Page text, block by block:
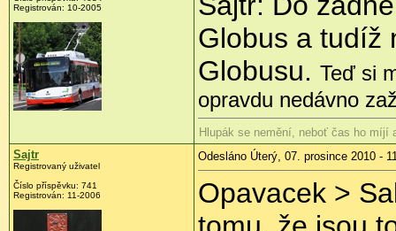
Registrován: 10-2005
Globus a tudíž
Globusu. Teď si
opravdu nedávno
Hlupák se nemění, neboť čas ho míjí
Sajtr
Registrovaný uživatel
Číslo příspěvku: 741
Registrován: 11-2006
Odesláno Úterý, 07. prosince 2010 -
Opavacek >